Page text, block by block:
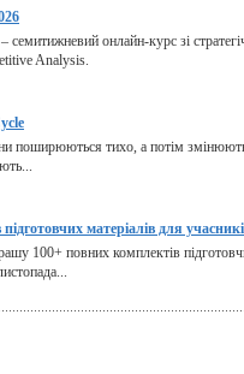
онлайн-курс зі
Analysis.
поширюються тихо, а потім
матеріалів для
100+ повних комплектів